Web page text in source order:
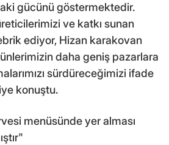
gücünü göstermektedir.
ve katkı sunan
ediyor, Hizan karakovan
daha geniş pazarlara
sürdüreceğimizi ifade
konuştu.
menüsünde yer alması